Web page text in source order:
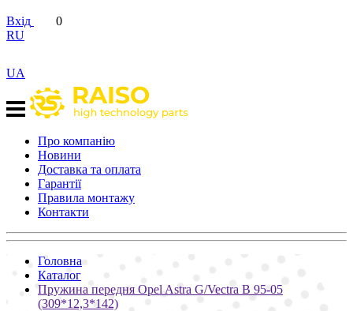
Вхід
0
RU
UA
Про компанію
Новини
Доставка та оплата
Гарантії
Правила монтажу
Контакти
Головна
Каталог
Пружина передня Opel Astra G/Vectra B 95-05
(309*12,3*142)